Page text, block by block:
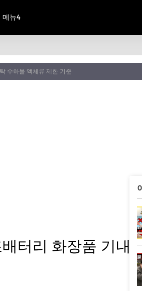
메뉴4
수하물 액체류 제한 기준
터리 화장품 기내